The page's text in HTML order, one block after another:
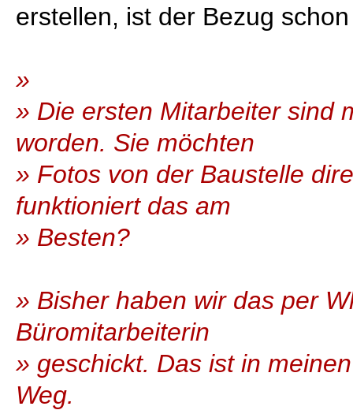
erstellen, ist der Bezug
»
» Die ersten Mitarbeiter sind
worden. Sie möchten
» Fotos von der Baustelle
funktioniert das am
» Besten?
» Bisher haben wir das per
Büromitarbeiterin
» geschickt. Das ist in
Weg.